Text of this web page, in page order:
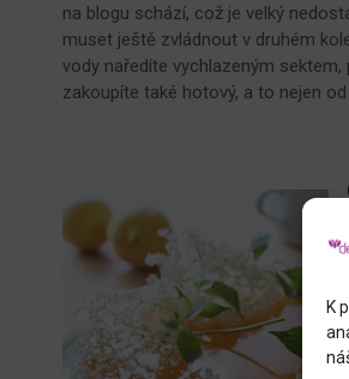
K
na blogu schází, což je velký
muset ještě zvládnout v druhém
vody naředíte vychlazeným
zakoupíte také hotový, a to nejen